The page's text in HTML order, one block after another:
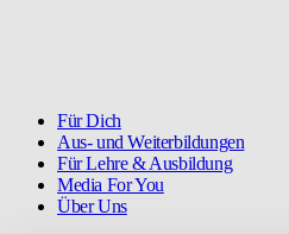
Für Dich
Aus- und Weiterbildungen
Für Lehre & Ausbildung
Media For You
Über Uns